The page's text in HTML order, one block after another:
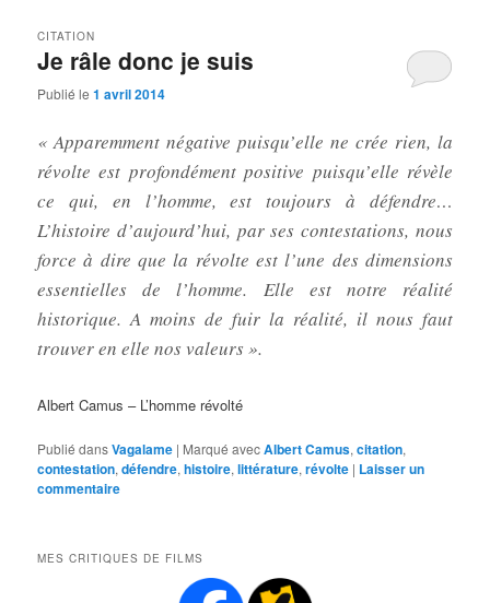
Je râle donc je suis
CITATION
Publié le1 avril 2014
« Apparemment négative puisqu’elle ne crée rien, la
révolte est profondément positive puisqu’elle révèle
ce qui, en l’homme, est toujours à défendre…
L’histoire d’aujourd’hui, par ses contestations, nous
force à dire que la révolte est l’une des dimensions
essentielles de l’homme. Elle est notre réalité
historique. A moins de fuir la réalité, il nous faut
trouver en elle nos valeurs ».
Albert Camus – L’homme révolté
Publié dansVagalame | Marqué avecAlbert Camus,citation,
contestation,défendre,histoire,littérature,révolte | Laisser un
commentaire
MES CRITIQUES DE FILMS